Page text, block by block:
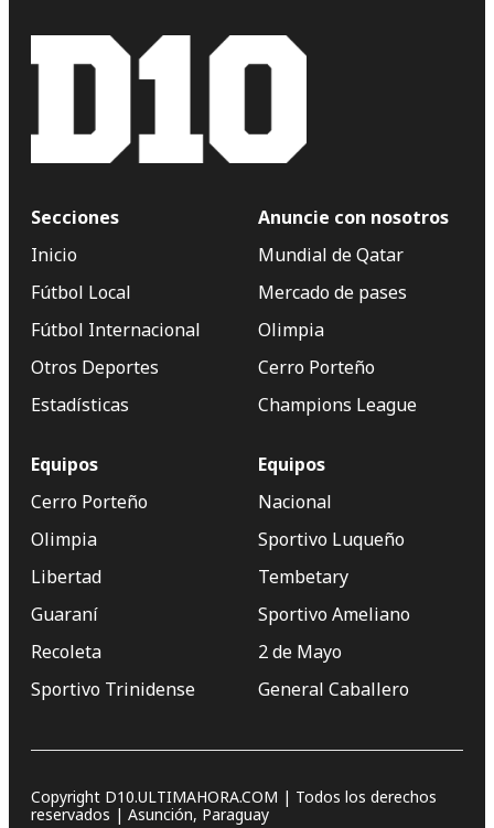
Secciones
Inicio
Fútbol Local
Fútbol Internacional
Otros Deportes
Estadísticas
Anuncie con nosotros
Mundial de Qatar
Mercado de pases
Olimpia
Cerro Porteño
Champions League
Equipos
Cerro Porteño
Olimpia
Libertad
Guaraní
Recoleta
Sportivo Trinidense
Equipos
Nacional
Sportivo Luqueño
Tembetary
Sportivo Ameliano
2 de Mayo
General Caballero
Copyright D10.ULTIMAHORA.COM | Todos los derechos
reservados | Asunción, Paraguay